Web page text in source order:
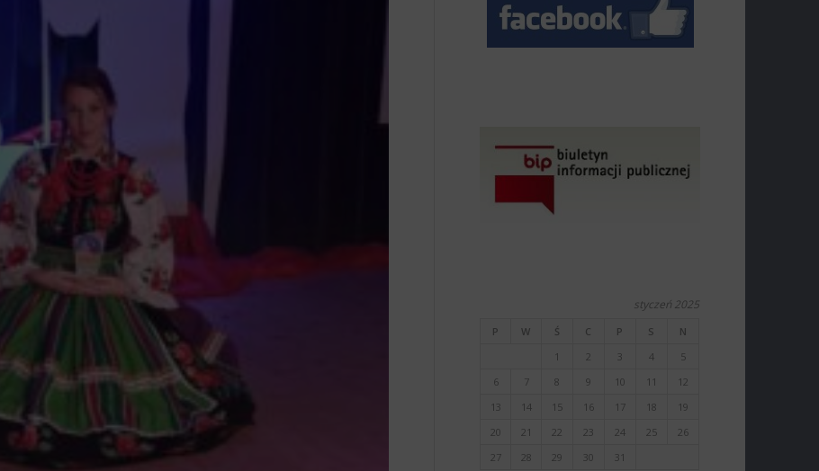
styczeń 2025
P W Ś C P S
N
1
2 3 4
5
6
7 8 9 10 11
12
13
14 15 16 17 18
19
20
21 22 23 24 25
26
27
28 29 30 31